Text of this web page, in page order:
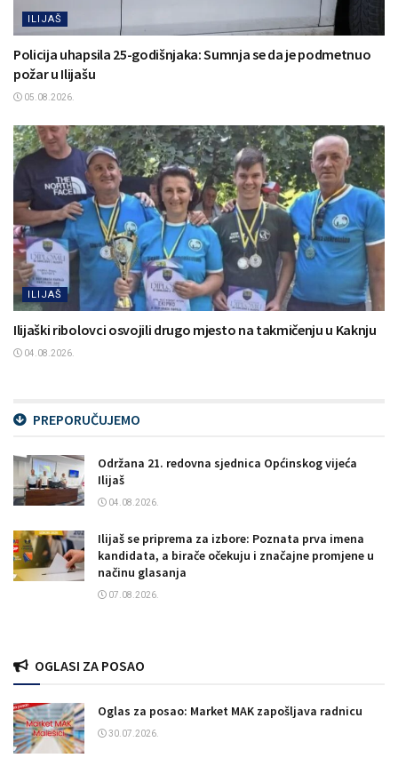
ILIJAŠ
Policija uhapsila 25-godišnjaka: Sumnja se da je podmetnuo
požar u Ilijašu
05.08.2026.
ILIJAŠ
Ilijaški ribolovci osvojili drugo mjesto na takmičenju u Kaknju
04.08.2026.
PREPORUČUJEMO
Održana 21. redovna sjednica Općinskog vijeća
Ilijaš
04.08.2026.
Ilijaš se priprema za izbore: Poznata prva imena
kandidata, a birače očekuju i značajne promjene u
načinu glasanja
07.08.2026.
OGLASI ZA POSAO
Oglas za posao: Market MAK zapošljava radnicu
30.07.2026.